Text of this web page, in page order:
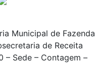
Municipal de Fazenda
de Receita
– Sede – Contagem –